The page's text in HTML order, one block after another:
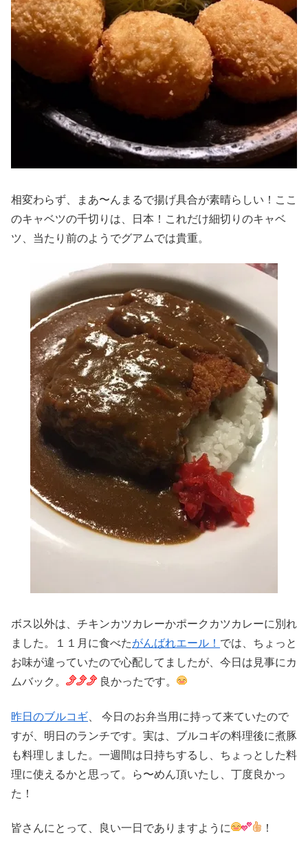
相変わらず、まあ〜んまるで揚げ具合が素晴らしい！ここ
のキャベツの千切りは、日本！これだけ細切りのキャベ
ツ、当たり前のようでグアムでは貴重。
ボス以外は、チキンカツカレーかポークカツカレーに別れ
ました。１１月に食べたがんばれエール！ では、ちょっと
お味が違っていたので心配してましたが、今日は見事にカ
ムバック。
良かったです。
昨日のブルコギ 、 今日のお弁当用に持って来ていたので
すが、明日のランチです。実は、ブルコギの料理後に煮豚
も料理しました。一週間は日持ちするし、ちょっとした料
理に使えるかと思って。ら〜めん頂いたし、丁度良かっ
た！
皆さんにとって、良い一日でありますように ！